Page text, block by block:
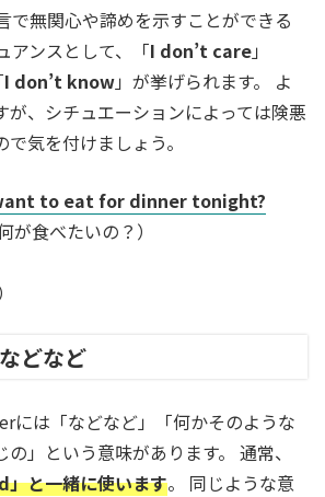
で無関心や諦めを示すことができる
アンスとして、「I don’t care」
I don’t know」が挙げられます。 よ
が、シチュエーションによっては険悪
気を付けましょう。
to eat for dinner tonight?
が食べたいの？）
どなど
には「などなど」「何かそのような
」という意味があります。 通常、
と一緒に使います。 同じような意